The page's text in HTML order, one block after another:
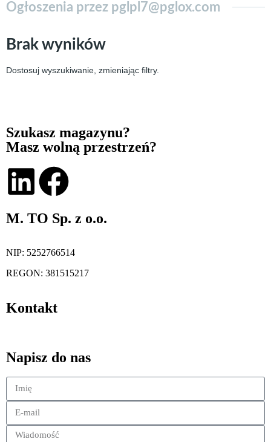
Ogłoszenia przez pglpl7@pglox.com
Brak wyników
Dostosuj wyszukiwanie, zmieniając filtry.
Szukasz magazynu?
Masz wolną przestrzeń?
M. TO Sp. z o.o.
NIP: 5252766514
REGON: 381515217
Kontakt
Napisz do nas